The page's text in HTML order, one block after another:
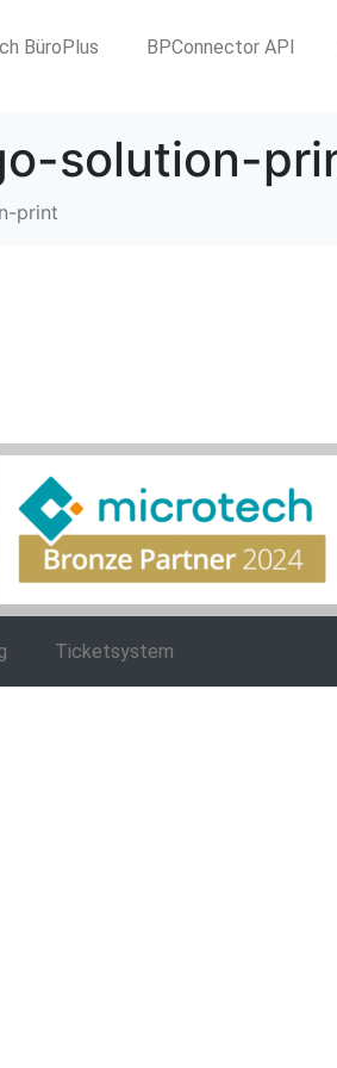
BüroPlus BPConnector API
solution-
print
Ticketsystem